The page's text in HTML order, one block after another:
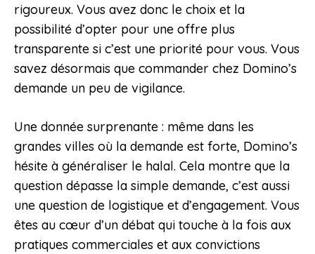
rigoureux. Vous avez donc le choix et la
possibilité d’opter pour une offre plus
transparente si c’est une priorité pour vous. Vous
savez désormais que commander chez Domino’s
demande un peu de vigilance.
Une donnée surprenante : même dans les
grandes villes où la demande est forte, Domino’s
hésite à généraliser le halal. Cela montre que la
question dépasse la simple demande, c’est aussi
une question de logistique et d’engagement. Vous
êtes au cœur d’un débat qui touche à la fois aux
pratiques commerciales et aux convictions